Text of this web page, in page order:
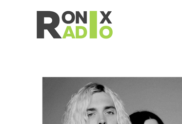
Перейти к основному содержанию